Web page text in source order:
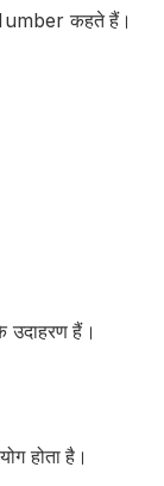
कहते हैं।
उदाहरण हैं।
होता है।